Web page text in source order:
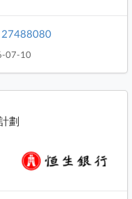
27488080
07-10
劃